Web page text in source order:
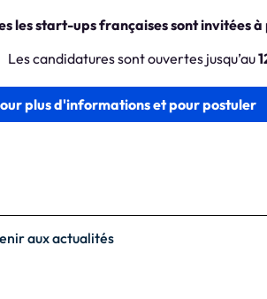
les start-ups françaises sont invitées
Les candidatures sont ouvertes jusqu’au
plus d'informations et pour postuler
aux actualités